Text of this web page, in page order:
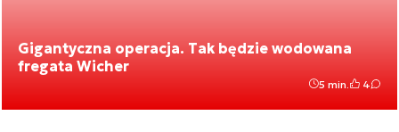
Gigantyczna operacja. Tak będzie wodowana
fregata Wicher
5 min. 4